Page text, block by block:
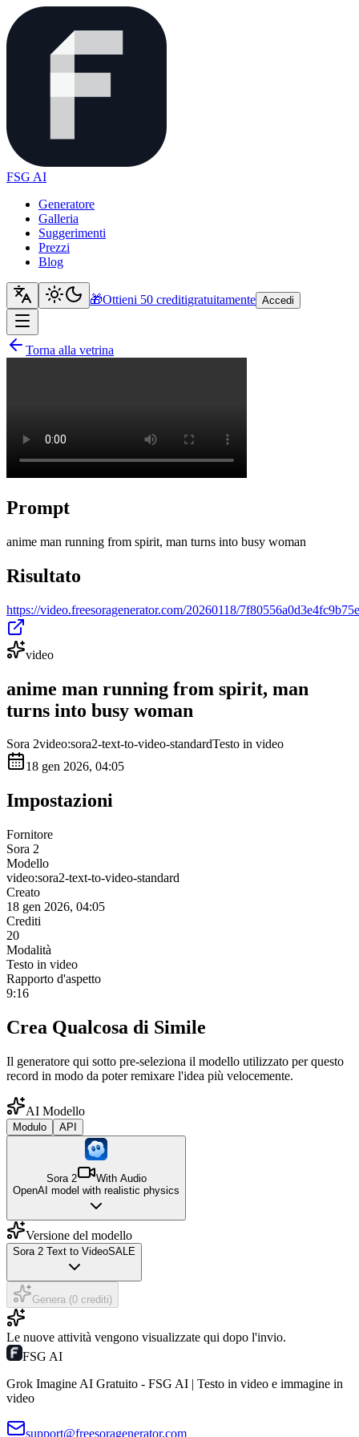
FSG AI
Generatore
Galleria
Suggerimenti
Prezzi
Blog
🎁Ottieni 50 creditigratuitamente Accedi
Torna alla vetrina
Prompt
anime man running from spirit, man turns into busy woman
Risultato
https://video.freesoragenerator.com/20260118/
video
anime man running from spirit, man
turns into busy woman
Sora 2video:sora2-text-to-video-standardTesto in video
18 gen 2026, 04:05
Impostazioni
Fornitore
Sora 2
Modello
video:sora2-text-to-video-standard
Creato
18 gen 2026, 04:05
Crediti
20
Modalità
Testo in video
Rapporto d'aspetto
9:16
Crea Qualcosa di Simile
Il generatore qui sotto pre-seleziona il modello utilizzato per questo
record in modo da poter remixare l'idea più velocemente.
AI Modello
Modulo API
Sora 2
With Audio
OpenAI model with realistic physics
Versione del modello
Sora 2 Text to VideoSALE
Genera (0 crediti)
Le nuove attività vengono visualizzate qui dopo l'invio.
FSG AI
Grok Imagine AI Gratuito - FSG AI | Testo in video e immagine in
video
support@freesoragenerator.com